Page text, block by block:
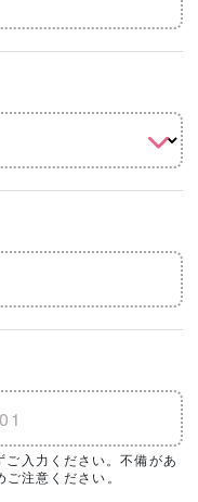
ご入力ください。不備があ
注意ください。